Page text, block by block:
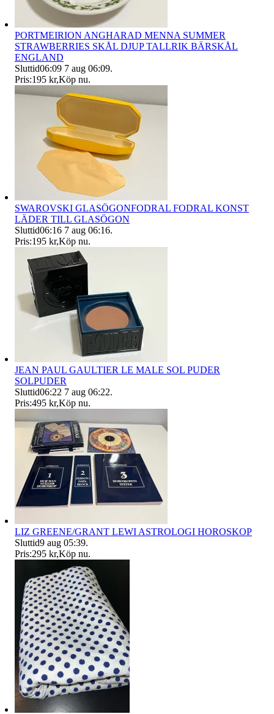
PORTMEIRION ANGHARAD MENNA SUMMER
STRAWBERRIES SKÅL DJUP TALLRIK BÄRSKÅL
ENGLAND
Sluttid06:09 7 aug 06:09.
Pris:195 kr,Köp nu.
SWAROVSKI GLASÖGONFODRAL FODRAL KONST
LÄDER TILL GLASÖGON
Sluttid06:16 7 aug 06:16.
Pris:195 kr,Köp nu.
JEAN PAUL GAULTIER LE MALE SOL PUDER
SOLPUDER
Sluttid06:22 7 aug 06:22.
Pris:495 kr,Köp nu.
LIZ GREENE/GRANT LEWI ASTROLOGI HOROSKOP
Sluttid9 aug 05:39.
Pris:295 kr,Köp nu.